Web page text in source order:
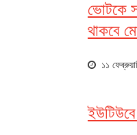
ভোটকে
থাকবে
১১